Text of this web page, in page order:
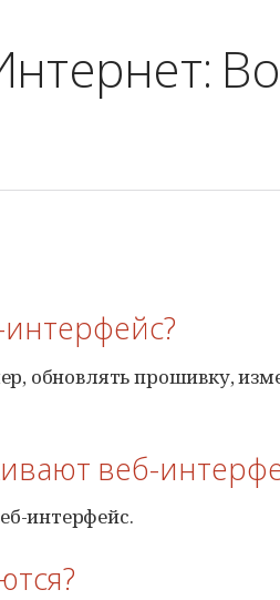
обновлять прошивку,
веб-
интерфейс.